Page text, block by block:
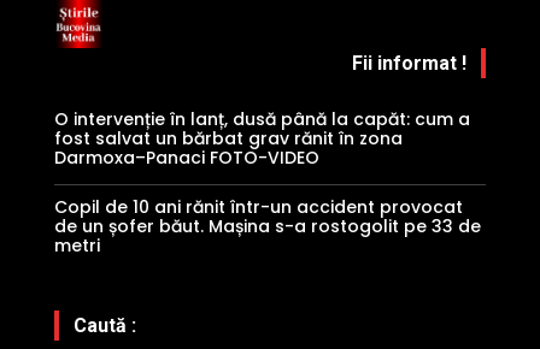
Fii informat !
O intervenție în lanț, dusă până la capăt: cum a
fost salvat un bărbat grav rănit în zona
Darmoxa–Panaci FOTO-VIDEO
Copil de 10 ani rănit într-un accident provocat
de un șofer băut. Mașina s-a rostogolit pe 33 de
metri
Caută :